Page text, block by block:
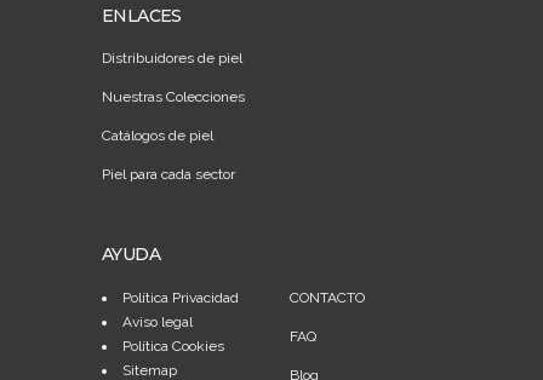
ENLACES
Distribuidores de piel
Nuestras Colecciones
Catálogos de piel
Piel para cada sector
AYUDA
Política Privacidad
Aviso legal
Política Cookies
Sitemap
CONTACTO
FAQ
Blog